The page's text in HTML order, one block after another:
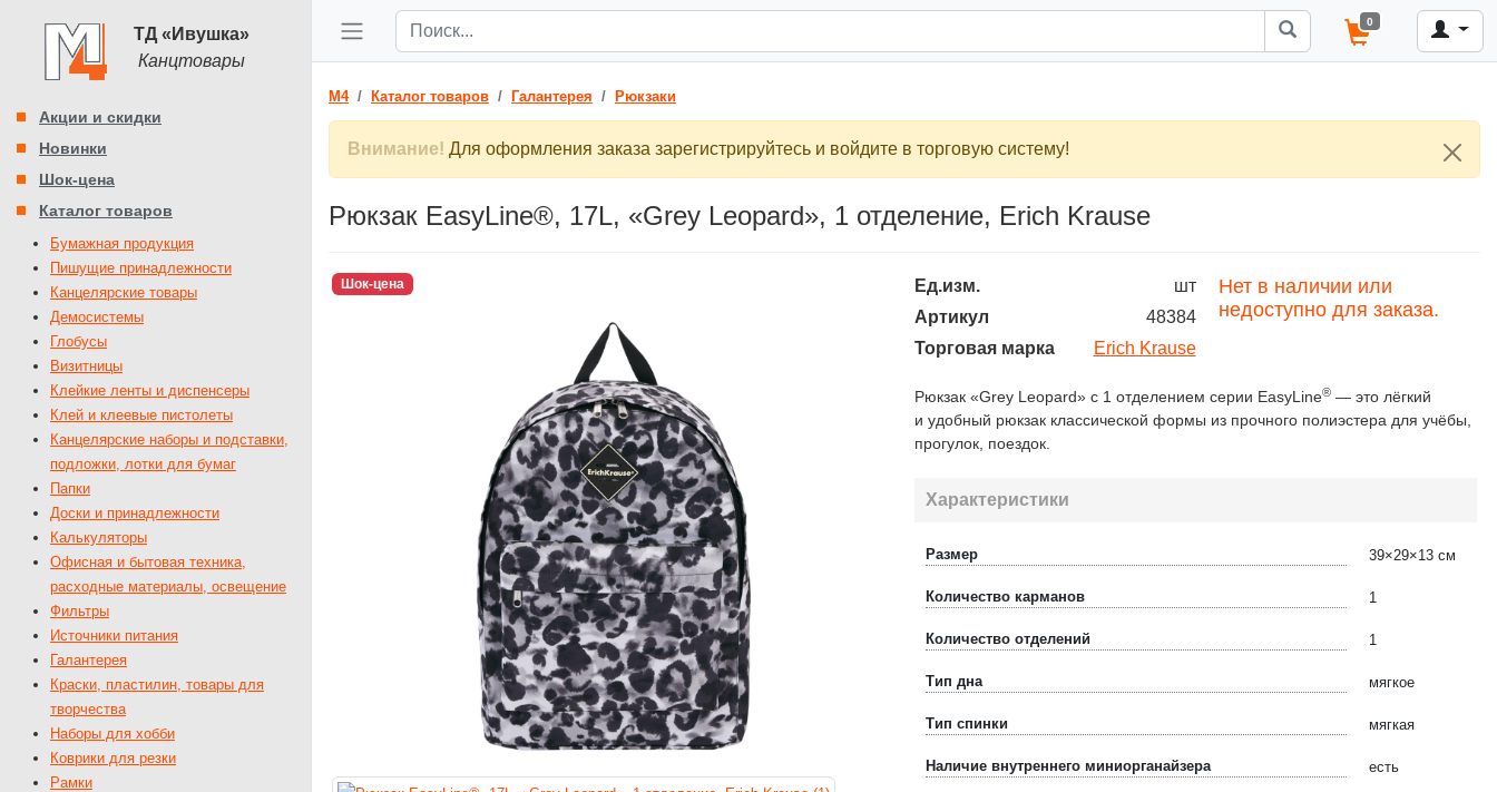
ТД «Ивушка»
Канцтовары
Акции и скидки
Новинки
Шок-цена
Каталог товаров
Бумажная продукция
Пишущие принадлежности
Канцелярские товары
Демосистемы
Глобусы
Визитницы
Клейкие ленты и диспенсеры
Клей и клеевые пистолеты
Канцелярские наборы и подставки,
подложки, лотки для бумаг
Папки
Доски и принадлежности
Калькуляторы
Офисная и бытовая техника,
расходные материалы, освещение
Фильтры
Источники питания
Галантерея
Краски, пластилин, товары для
творчества
Наборы для хобби
Коврики для резки
Рамки
0
M4 Каталог товаров Галантерея Рюкзаки
Внимание! Для оформления заказа зарегистрируйтесь и войдите в торговую систему!
Рюкзак EasyLine®, 17L, «Grey Leopard», 1 отделение, Erich Krause
Шок-цена Ед.изм.
шт
Артикул
48384
Торговая марка
Erich Krause
Нет в наличии или
недоступно для заказа.
Рюкзак «Grey Leopard» с 1 отделением серии EasyLine® — это лёгкий
и удобный рюкзак классической формы из прочного полиэстера для учёбы,
прогулок, поездок.
Характеристики
Размер 39×29×13 см
Количество карманов 1
Количество отделений 1
Тип дна мягкое
Тип спинки мягкая
Наличие внутреннего миниорганайзера есть